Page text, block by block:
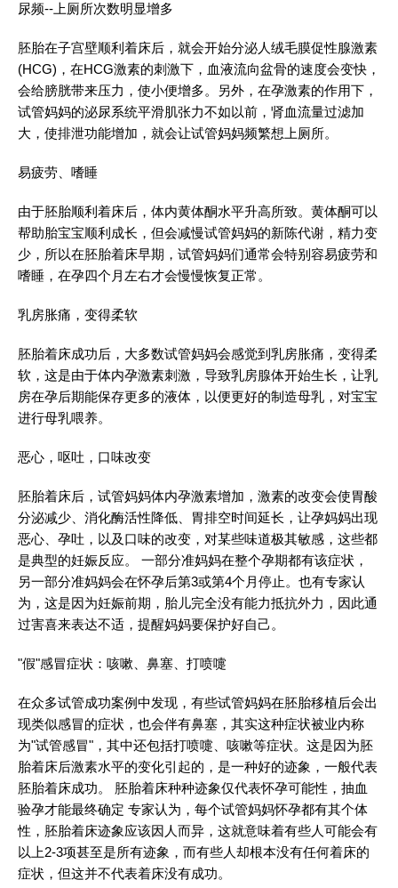
尿频--上厕所次数明显增多
胚胎在子宫壁顺利着床后，就会开始分泌人绒毛膜促性腺激素
(HCG)，在HCG激素的刺激下，血液流向盆骨的速度会变快，
会给膀胱带来压力，使小便增多。另外，在孕激素的作用下，
试管妈妈的泌尿系统平滑肌张力不如以前，肾血流量过滤加
大，使排泄功能增加，就会让试管妈妈频繁想上厕所。
易疲劳、嗜睡
由于胚胎顺利着床后，体内黄体酮水平升高所致。黄体酮可以
帮助胎宝宝顺利成长，但会减慢试管妈妈的新陈代谢，精力变
少，所以在胚胎着床早期，试管妈妈们通常会特别容易疲劳和
嗜睡，在孕四个月左右才会慢慢恢复正常。
乳房胀痛，变得柔软
胚胎着床成功后，大多数试管妈妈会感觉到乳房胀痛，变得柔
软，这是由于体内孕激素刺激，导致乳房腺体开始生长，让乳
房在孕后期能保存更多的液体，以便更好的制造母乳，对宝宝
进行母乳喂养。
恶心，呕吐，口味改变
胚胎着床后，试管妈妈体内孕激素增加，激素的改变会使胃酸
分泌减少、消化酶活性降低、胃排空时间延长，让孕妈妈出现
恶心、孕吐，以及口味的改变，对某些味道极其敏感，这些都
是典型的妊娠反应。 一部分准妈妈在整个孕期都有该症状，
另一部分准妈妈会在怀孕后第3或第4个月停止。也有专家认
为，这是因为妊娠前期，胎儿完全没有能力抵抗外力，因此通
过害喜来表达不适，提醒妈妈要保护好自己。
"假"感冒症状：咳嗽、鼻塞、打喷嚏
在众多试管成功案例中发现，有些试管妈妈在胚胎移植后会出
现类似感冒的症状，也会伴有鼻塞，其实这种症状被业内称
为"试管感冒"，其中还包括打喷嚏、咳嗽等症状。这是因为胚
胎着床后激素水平的变化引起的，是一种好的迹象，一般代表
胚胎着床成功。 胚胎着床种种迹象仅代表怀孕可能性，抽血
验孕才能最终确定 专家认为，每个试管妈妈怀孕都有其个体
性，胚胎着床迹象应该因人而异，这就意味着有些人可能会有
以上2-3项甚至是所有迹象，而有些人却根本没有任何着床的
症状，但这并不代表着床没有成功。